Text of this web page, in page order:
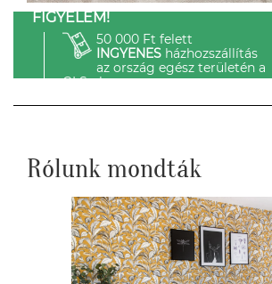
FIGYELEM!
50 000 Ft felett
INGYENESházhozszállítás
az ország egész területén a
GLS-el.
Rólunk mondták